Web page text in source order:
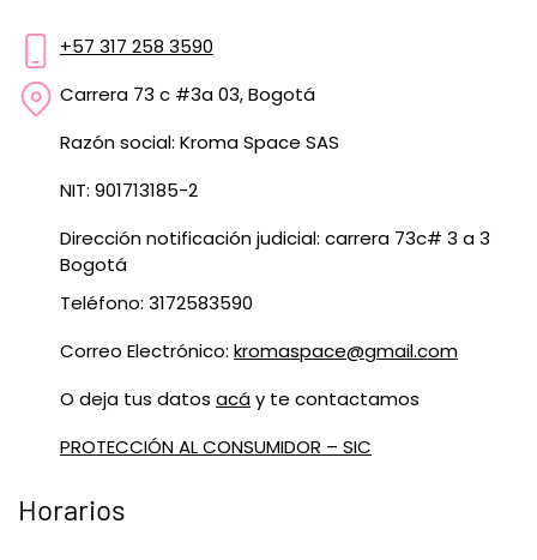
+57 317 258 3590
Carrera 73 c #3a 03, Bogotá
Razón social: Kroma Space SAS
NIT: 901713185-2
Dirección notificación judicial: carrera 73c# 3 a 3
Bogotá
Teléfono: 3172583590
Correo Electrónico: kromaspace@gmail.com
O deja tus datos acáy te contactamos
PROTECCIÓN AL CONSUMIDOR – SIC
Horarios